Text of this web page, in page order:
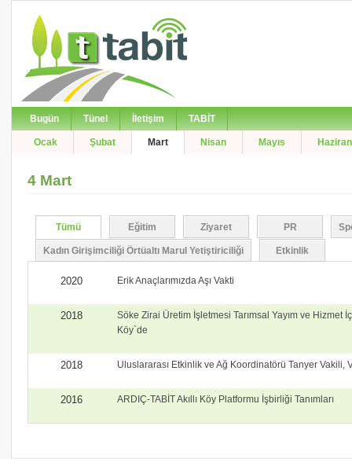
Bugün Tünel İletişim TABİT
Ocak Şubat Mart Nisan Mayıs Haziran
4 Mart
Tümü Eğitim Ziyaret PR
Kadın Girişimciliği Örtüaltı Marul Yetiştiriciliği Etkinlik
2020 Erik Anaçlarımızda Aşı Vakti
2018
Söke Zirai Üretim İşletmesi Tarımsal Yayım ve Hizmet
Köy`de
2018 Uluslararası Etkinlik ve Ağ Koordinatörü Tanyer Vakili,
2016 ARDIÇ-TABİT Akıllı Köy Platformu İşbirliği Tanımları